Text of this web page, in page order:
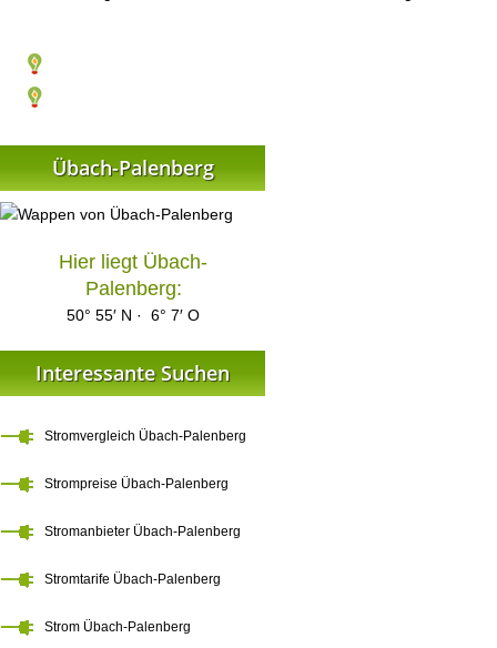
Übach-Palenberg
Hier liegt Übach-
Palenberg:
50° 55′ N · 6° 7′ O
Interessante Suchen
Stromvergleich Übach-Palenberg
Strompreise Übach-Palenberg
Stromanbieter Übach-Palenberg
Stromtarife Übach-Palenberg
Strom Übach-Palenberg